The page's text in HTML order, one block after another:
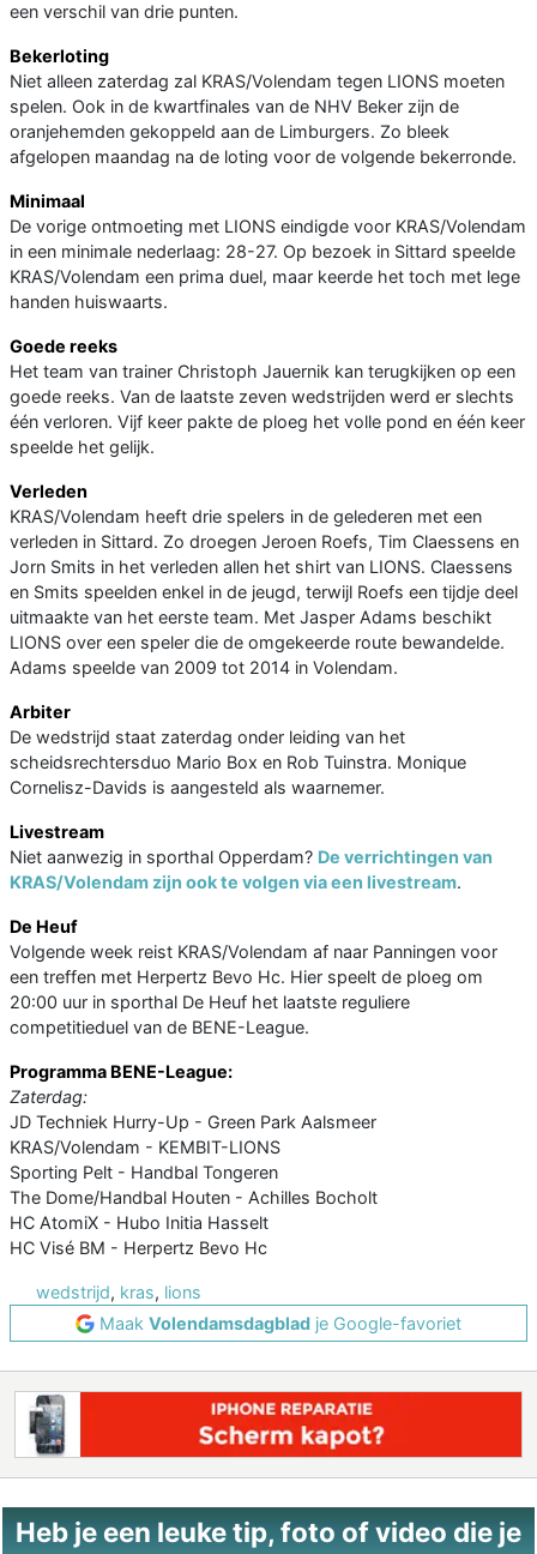
een verschil van drie punten.
Bekerloting
Niet alleen zaterdag zal KRAS/Volendam tegen LIONS moeten
spelen. Ook in de kwartfinales van de NHV Beker zijn de
oranjehemden gekoppeld aan de Limburgers. Zo bleek
afgelopen maandag na de loting voor de volgende bekerronde.
Minimaal
De vorige ontmoeting met LIONS eindigde voor KRAS/Volendam
in een minimale nederlaag: 28-27. Op bezoek in Sittard speelde
KRAS/Volendam een prima duel, maar keerde het toch met lege
handen huiswaarts.
Goede reeks
Het team van trainer Christoph Jauernik kan terugkijken op een
goede reeks. Van de laatste zeven wedstrijden werd er slechts
één verloren. Vijf keer pakte de ploeg het volle pond en één keer
speelde het gelijk.
Verleden
KRAS/Volendam heeft drie spelers in de gelederen met een
verleden in Sittard. Zo droegen Jeroen Roefs, Tim Claessens en
Jorn Smits in het verleden allen het shirt van LIONS. Claessens
en Smits speelden enkel in de jeugd, terwijl Roefs een tijdje deel
uitmaakte van het eerste team. Met Jasper Adams beschikt
LIONS over een speler die de omgekeerde route bewandelde.
Adams speelde van 2009 tot 2014 in Volendam.
Arbiter
De wedstrijd staat zaterdag onder leiding van het
scheidsrechtersduo Mario Box en Rob Tuinstra. Monique
Cornelisz-Davids is aangesteld als waarnemer.
Livestream
Niet aanwezig in sporthal Opperdam? De verrichtingen van
KRAS/Volendam zijn ook te volgen via een livestream.
De Heuf
Volgende week reist KRAS/Volendam af naar Panningen voor
een treffen met Herpertz Bevo Hc. Hier speelt de ploeg om
20:00 uur in sporthal De Heuf het laatste reguliere
competitieduel van de BENE-League.
Programma BENE-League:
Zaterdag:
JD Techniek Hurry-Up - Green Park Aalsmeer
KRAS/Volendam - KEMBIT-LIONS
Sporting Pelt - Handbal Tongeren
The Dome/Handbal Houten - Achilles Bocholt
HC AtomiX - Hubo Initia Hasselt
HC Visé BM - Herpertz Bevo Hc
wedstrijd, kras, lions
Maak Volendamsdagblad je Google-favoriet
Heb je een leuke tip, foto of video die je